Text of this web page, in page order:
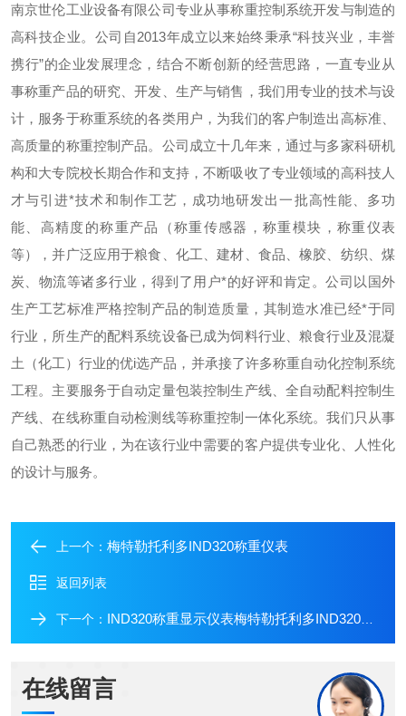
南京世伦工业设备有限公司专业从事称重控制系统开发与制造的
高科技企业。公司自2013年成立以来始终秉承“科技兴业，丰誉
携行”的企业发展理念，结合不断创新的经营思路，一直专业从
事称重产品的研究、开发、生产与销售，我们用专业的技术与设
计，服务于称重系统的各类用户，为我们的客户制造出高标准、
高质量的称重控制产品。 公司成立十几年来，通过与多家科研机
构和大专院校长期合作和支持，不断吸收了专业领域的高科技人
才与引进*技术和制作工艺，成功地研发出一批高性能、多功
能、高精度的称重产品（称重传感器，称重模块，称重仪表
等），并广泛应用于粮食、化工、建材、食品、橡胶、纺织、煤
炭、物流等诸多行业，得到了用户*的好评和肯定。公司以国外
生产工艺标准严格控制产品的制造质量，其制造水准已经*于同
行业，所生产的配料系统设备已成为饲料行业、粮食行业及混凝
土（化工）行业的优i选产品，并承接了许多称重自动化控制系统
工程。主要服务于自动定量包装控制生产线、全自动配料控制生
产线、在线称重自动检测线等称重控制一体化系统。我们只从事
自己熟悉的行业，为在该行业中需要的客户提供专业化、人性化
的设计与服务。
上一个： 梅特勒托利多IND320称重仪表
返回列表
下一个： IND320称重显示仪表梅特勒托利多IND320称重终端控制仪表
在线留言